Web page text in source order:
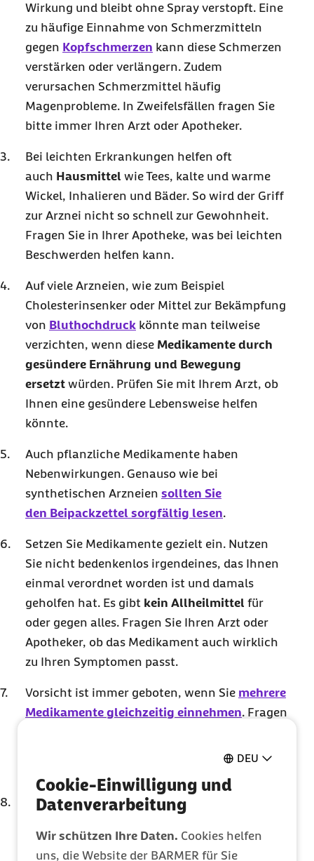
DEU
Cookie-Einwilligung und
Datenverarbeitung
Wir schützen Ihre Daten. Cookies helfen
uns, die Website der BARMER für Sie
Wirkung und bleibt ohne Spray verstopft. Eine
zu häufige Einnahme von Schmerzmitteln
gegen Kopfschmerzen kann diese Schmerzen
verstärken oder verlängern. Zudem
verursachen Schmerzmittel häufig
Magenprobleme. In Zweifelsfällen fragen Sie
bitte immer Ihren Arzt oder Apotheker.
Bei leichten Erkrankungen helfen oft
auch Hausmittel wie Tees, kalte und warme
Wickel, Inhalieren und Bäder. So wird der Griff
zur Arznei nicht so schnell zur Gewohnheit.
Fragen Sie in Ihrer Apotheke, was bei leichten
Beschwerden helfen kann.
Auf viele Arzneien, wie zum Beispiel
Cholesterinsenker oder Mittel zur Bekämpfung
von Bluthochdruck könnte man teilweise
verzichten, wenn diese Medikamente durch
gesündere Ernährung und Bewegung
ersetzt würden. Prüfen Sie mit Ihrem Arzt, ob
Ihnen eine gesündere Lebensweise helfen
könnte.
Auch pflanzliche Medikamente haben
Nebenwirkungen. Genauso wie bei
synthetischen Arzneien sollten Sie
den Beipackzettel sorgfältig lesen.
Setzen Sie Medikamente gezielt ein. Nutzen
Sie nicht bedenkenlos irgendeines, das Ihnen
einmal verordnet worden ist und damals
geholfen hat. Es gibt kein Allheilmittel für
oder gegen alles. Fragen Sie Ihren Arzt oder
Apotheker, ob das Medikament auch wirklich
zu Ihren Symptomen passt.
Vorsicht ist immer geboten, wenn Sie mehrere
Medikamente gleichzeitig einnehmen. Fragen
Wechselwirkungen zu anderen
Beipackzettel enthalten zwar meist viel
lesen. Gönnen Sie sich Ihrer Gesundheit